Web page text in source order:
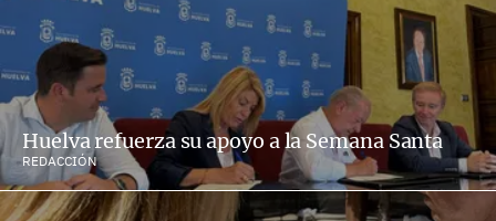
Huelva refuerza su apoyo a la Semana Santa
REDACCIÓN